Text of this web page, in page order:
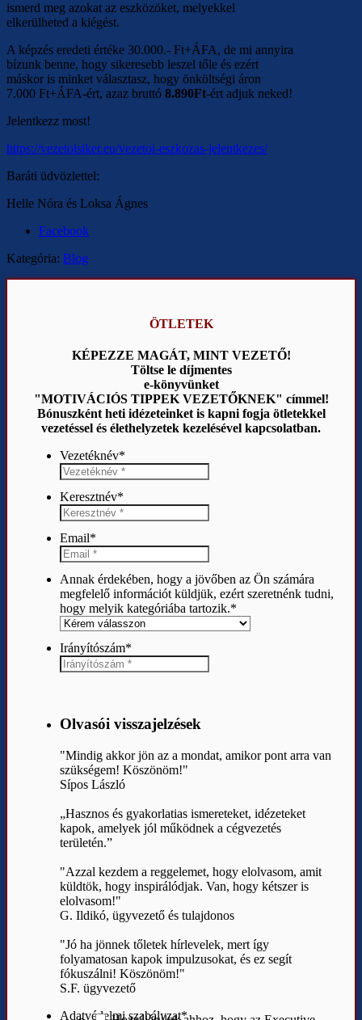
ismerd meg azokat az eszközöket, melyekkel
elkerülheted a kiégést.
A képzés eredeti értéke 30.000.- Ft+ÁFA, de mi annyira
bízunk benne, hogy sikeresebb leszel tőle és ezért
máskor is minket választasz, hogy önköltségi áron
7.000 Ft+ÁFA-ért, azaz bruttó 8.890Ft-ért adjuk neked!
Jelentkezz most!
https://vezetoisiker.eu/vezetoi-eszkozas-jelentkezes/
Baráti üdvözlettel:
Helle Nóra és Loksa Ágnes
Facebook
Kategória: Blog
ÖTLETEK
KÉPEZZE MAGÁT, MINT VEZETŐ!
Töltse le díjmentes
e-könyvünket
"MOTIVÁCIÓS TIPPEK VEZETŐKNEK" címmel!
Bónuszként heti idézeteinket is kapni fogja ötletekkel
vezetéssel és élethelyzetek kezelésével kapcsolatban.
Vezetéknév*
Keresztnév*
Email*
Annak érdekében, hogy a jövőben az Ön számára
megfelelő információt küldjük, ezért szeretnénk tudni,
hogy melyik kategóriába tartozik.*
Irányítószám*
Olvasói visszajelzések
"Mindig akkor jön az a mondat, amikor pont arra van
szükségem! Köszönöm!"
Sípos László
„Hasznos és gyakorlatias ismereteket, idézeteket
kapok, amelyek jól működnek a cégvezetés
területén.”
"Azzal kezdem a reggelemet, hogy elolvasom, amit
küldtök, hogy inspirálódjak. Van, hogy kétszer is
elolvasom!"
G. Ildikó, ügyvezető és tulajdonos
"Jó ha jönnek tőletek hírlevelek, mert így
folyamatosan kapok impulzusokat, és ez segít
fókuszálni! Köszönöm!"
S.F. ügyvezető
Adatvédelmi szabályzat*